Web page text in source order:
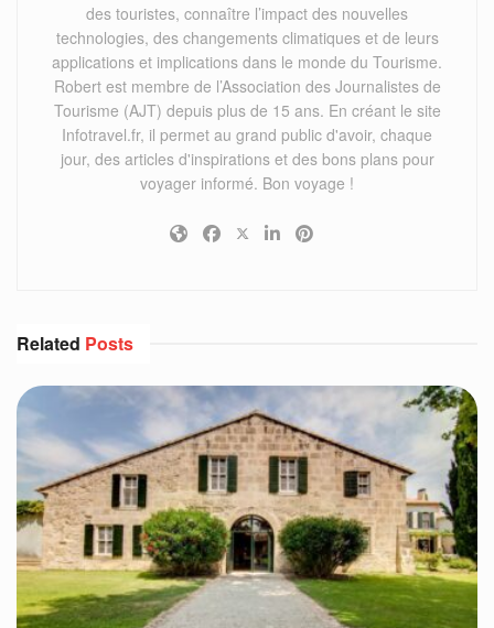
des touristes, connaître l’impact des nouvelles
technologies, des changements climatiques et de leurs
applications et implications dans le monde du Tourisme.
Robert est membre de l’Association des Journalistes de
Tourisme (AJT) depuis plus de 15 ans. En créant le site
Infotravel.fr, il permet au grand public d'avoir, chaque
jour, des articles d'inspirations et des bons plans pour
voyager informé. Bon voyage !
Related Posts